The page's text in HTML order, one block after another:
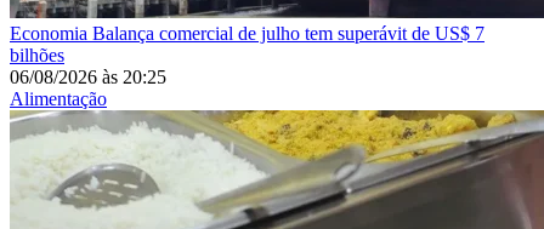
Economia Balança comercial de julho tem superávit de US$ 7
bilhões
06/08/2026 às 20:25
Alimentação